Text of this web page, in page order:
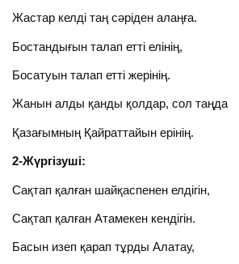
Жастар келді таң сәріден алаңға.
Бостандығын талап етті елінің,
Босатуын талап етті жерінің.
Жанын алды қанды қолдар, сол таңда
Қазағымның Қайраттайын ерінің.
2-Жүргізуші:
Сақтап қалған шайқаспенен елдігін,
Сақтап қалған Атамекен кендігін.
Басын изеп қарап тұрды Алатау,